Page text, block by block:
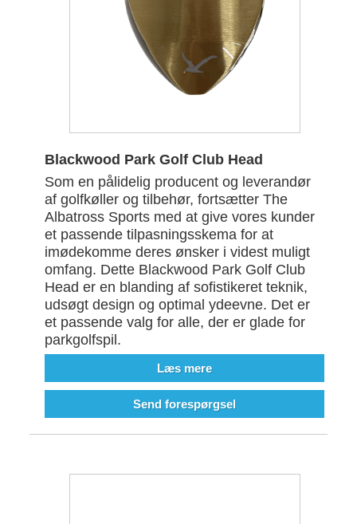
Blackwood Park Golf Club Head
Som en pålidelig producent og leverandør
af golfkøller og tilbehør, fortsætter The
Albatross Sports med at give vores kunder
et passende tilpasningsskema for at
imødekomme deres ønsker i videst muligt
omfang. Dette Blackwood Park Golf Club
Head er en blanding af sofistikeret teknik,
udsøgt design og optimal ydeevne. Det er
et passende valg for alle, der er glade for
parkgolfspil.
Læs mere
Send forespørgsel